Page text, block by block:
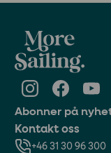
Abonner på
Kontakt oss
+46 31 30 96 300